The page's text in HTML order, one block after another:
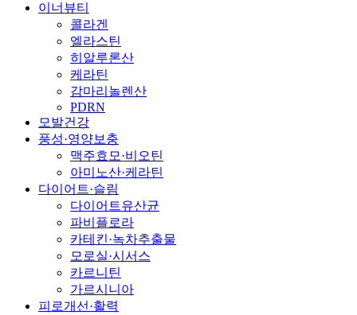
이너뷰티
콜라겐
엘라스틴
히알루론산
케라틴
감마리놀렌산
PDRN
모발건강
풍성·영양보충
맥주효모·비오틴
아미노산·케라틴
다이어트·슬림
다이어트유산균
파비플로라
카테킨·녹차추출물
모로실·시서스
카르니틴
가르시니아
피로개선·활력